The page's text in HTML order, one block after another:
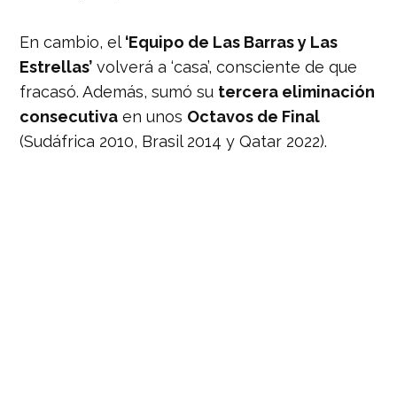
En cambio, el ‘Equipo de Las Barras y Las
Estrellas’ volverá a ‘casa’, consciente de que
fracasó. Además, sumó su tercera eliminación
consecutiva en unos Octavos de Final
(Sudáfrica 2010, Brasil 2014 y Qatar 2022).